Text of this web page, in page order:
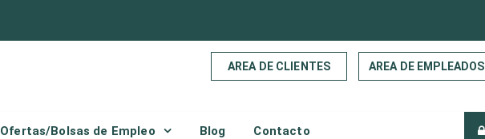
AREA DE CLIENTES AREA DE EMPLEADOS
Ofertas/Bolsas de Empleo Blog Contacto